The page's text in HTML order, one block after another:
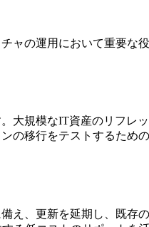
ャの運用において重要な
大規模なIT資産のリフ
の移行をテストするため
え、更新を延期し、既